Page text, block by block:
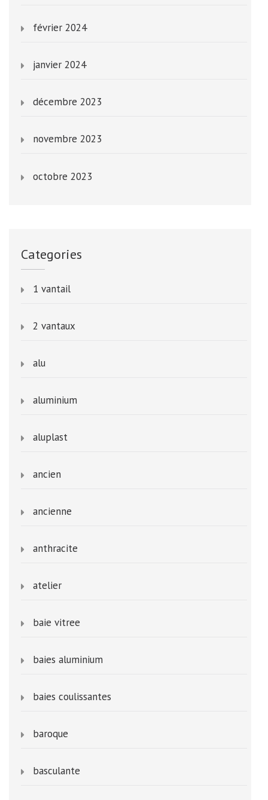
février 2024
janvier 2024
décembre 2023
novembre 2023
octobre 2023
Categories
1 vantail
2 vantaux
alu
aluminium
aluplast
ancien
ancienne
anthracite
atelier
baie vitree
baies aluminium
baies coulissantes
baroque
basculante